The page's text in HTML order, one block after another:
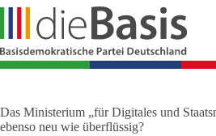
Zum
springen
Das Ministerium „für Digitales und
ebenso neu wie überflüssig?